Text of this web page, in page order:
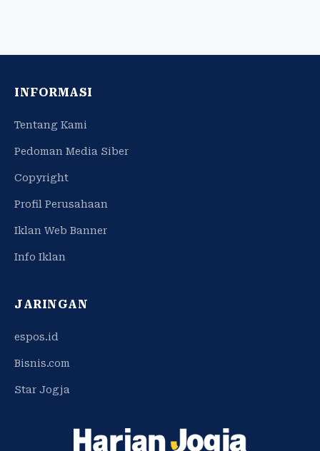
INFORMASI
Tentang Kami
Pedoman Media Siber
Copyright
Profil Perusahaan
Iklan Web Banner
Info Iklan
JARINGAN
espos.id
Bisnis.com
Star Jogja